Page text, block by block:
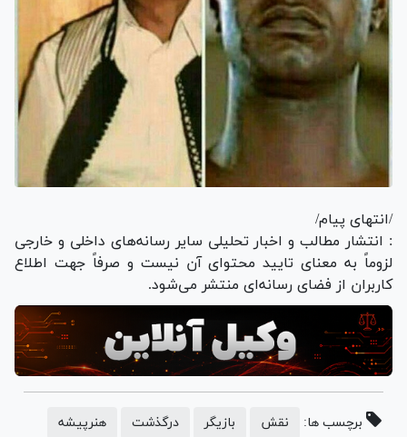
/انتهای پیام/
: انتشار مطالب و اخبار تحلیلی سایر رسانه‌های داخلی و خارجی
لزوماً به معنای تایید محتوای آن نیست و صرفاً جهت اطلاع
کاربران از فضای رسانه‌ای منتشر می‌شود.
برچسب ها: نقش بازیگر درگذشت هنرپیشه